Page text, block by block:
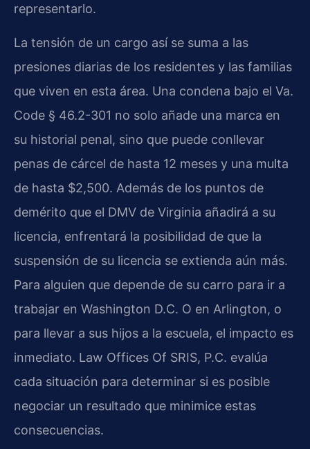
representarlo.
La tensión de un cargo así se suma a las
presiones diarias de los residentes y las familias
que viven en esta área. Una condena bajo el Va.
Code § 46.2-301 no solo añade una marca en
su historial penal, sino que puede conllevar
penas de cárcel de hasta 12 meses y una multa
de hasta $2,500. Además de los puntos de
demérito que el DMV de Virginia añadirá a su
licencia, enfrentará la posibilidad de que la
suspensión de su licencia se extienda aún más.
Para alguien que depende de su carro para ir a
trabajar en Washington D.C. O en Arlington, o
para llevar a sus hijos a la escuela, el impacto es
inmediato. Law Offices Of SRIS, P.C. evalúa
cada situación para determinar si es posible
negociar un resultado que minimice estas
consecuencias.